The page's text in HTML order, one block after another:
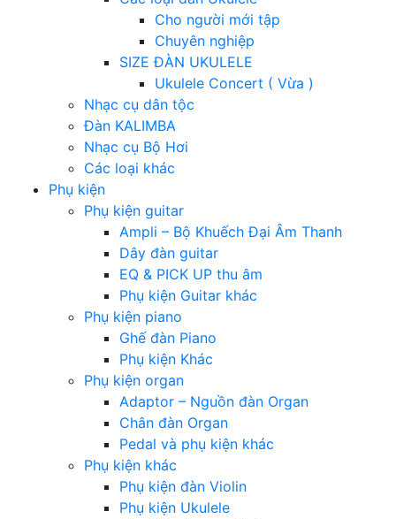
Cho người mới tập
Chuyên nghiệp
SIZE ĐÀN UKULELE
Ukulele Concert ( Vừa )
Nhạc cụ dân tộc
Đàn KALIMBA
Nhạc cụ Bộ Hơi
Các loại khác
Phụ kiện
Phụ kiện guitar
Ampli – Bộ Khuếch Đại Âm Thanh
Dây đàn guitar
EQ & PICK UP thu âm
Phụ kiện Guitar khác
Phụ kiện piano
Ghế đàn Piano
Phụ kiện Khác
Phụ kiện organ
Adaptor – Nguồn đàn Organ
Chân đàn Organ
Pedal và phụ kiện khác
Phụ kiện khác
Phụ kiện đàn Violin
Phụ kiện Ukulele